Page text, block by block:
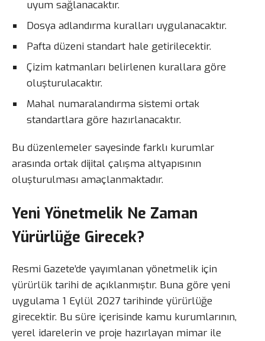
uyum sağlanacaktır.
Dosya adlandırma kuralları uygulanacaktır.
Pafta düzeni standart hale getirilecektir.
Çizim katmanları belirlenen kurallara göre
oluşturulacaktır.
Mahal numaralandırma sistemi ortak
standartlara göre hazırlanacaktır.
Bu düzenlemeler sayesinde farklı kurumlar
arasında ortak dijital çalışma altyapısının
oluşturulması amaçlanmaktadır.
Yeni Yönetmelik Ne Zaman
Yürürlüğe Girecek?
Resmi Gazete’de yayımlanan yönetmelik için
yürürlük tarihi de açıklanmıştır. Buna göre yeni
uygulama 1 Eylül 2027 tarihinde yürürlüğe
girecektir. Bu süre içerisinde kamu kurumlarının,
yerel idarelerin ve proje hazırlayan mimar ile